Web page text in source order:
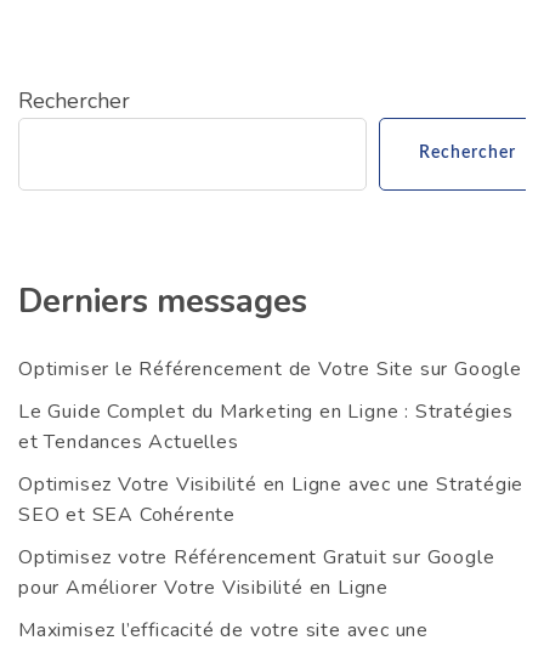
Rechercher
Rechercher
Derniers messages
Optimiser le Référencement de Votre Site sur Google
Le Guide Complet du Marketing en Ligne : Stratégies
et Tendances Actuelles
Optimisez Votre Visibilité en Ligne avec une Stratégie
SEO et SEA Cohérente
Optimisez votre Référencement Gratuit sur Google
pour Améliorer Votre Visibilité en Ligne
Maximisez l’efficacité de votre site avec une